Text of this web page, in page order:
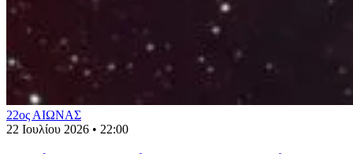
22ος ΑΙΩΝΑΣ
22 Ιουλίου 2026 • 22:00